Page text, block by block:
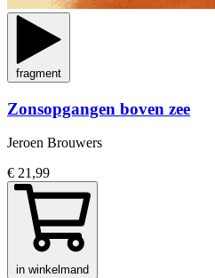
fragment
Zonsopgangen boven zee
Jeroen Brouwers
€ 21,99
in winkelmand